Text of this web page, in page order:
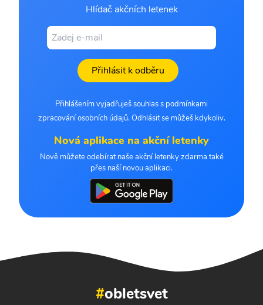
Hlídač akčních letenek
Přihlásit k odběru
Přihlášením vyjadřuješ souhlas s podmínkami
zpracování osobních údajů. Odhlásit se můžeš kdykoliv.
Nová aplikace na akční letenky
Nově můžete odebírat naše akční letenky zdarma také
přes naší novou aplikaci.
#obletsvet